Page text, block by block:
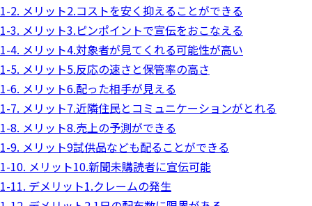
1-2. メリット2.コストを安く抑えることができる
1-3. メリット3.ピンポイントで宣伝をおこなえる
1-4. メリット4.対象者が見てくれる可能性が高い
1-5. メリット5.反応の速さと保管率の高さ
1-6. メリット6.配った相手が見える
1-7. メリット7.近隣住民とコミュニケーションがとれる
1-8. メリット8.売上の予測ができる
1-9. メリット9試供品なども配ることができる
1-10. メリット10.新聞未購読者に宣伝可能
1-11. デメリット1.クレームの発生